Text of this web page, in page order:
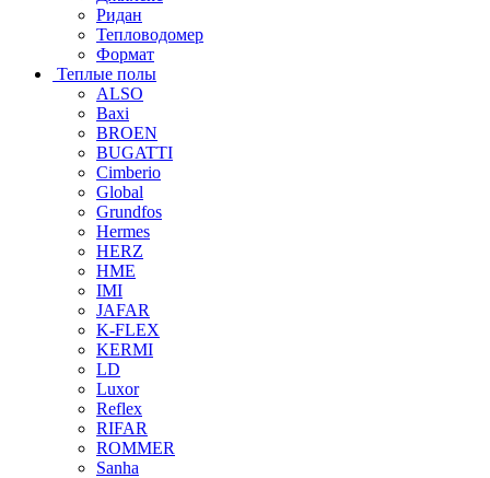
Ридан
Тепловодомер
Формат
Теплые полы
ALSO
Baxi
BROEN
BUGATTI
Cimberio
Global
Grundfos
Hermes
HERZ
HME
IMI
JAFAR
K-FLEX
KERMI
LD
Luxor
Reflex
RIFAR
ROMMER
Sanha